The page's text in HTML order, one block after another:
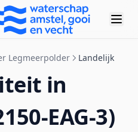
Legmeerpolder Landelijk
in
EAG-3)